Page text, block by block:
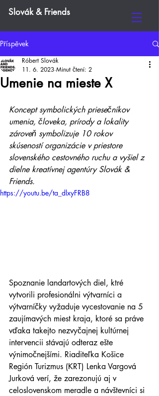
Slovák & Friends
Příspěvek
Umenie na mieste X
Róbert Slovák
11. 6. 2023 Minut čtení: 2
Koncept symbolických priesečníkov
umenia, človeka, prírody a lokality
zároveň symbolizuje 10 rokov
skúseností organizácie v priestore
slovenského cestovného ruchu a vyšiel z
dielne kreatívnej agentúry Slovák &
Friends.
https://youtu.be/ta_dlxyFRB8
Spoznanie landartových diel, ktré
vytvorili profesionálni výtvarníci a
výtvarníčky vyžaduje vycestovanie na 5
zaujímavých miest kraja, ktoré sa práve
vďaka takejto nezvyčajnej kultúrnej
intervencii stávajú odteraz ešte
výnimočnejšími. Riaditeľka Košice
Región Turizmus (KRT) Lenka Vargová
Jurková verí, že zarezonujú aj v
celoslovenskom meradle a návštevníci si